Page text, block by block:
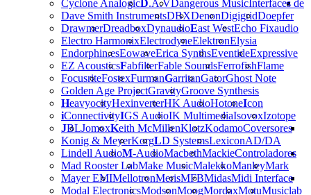
Cyclone AnalogicD.A.VDangerous Music
Dave Smith InstrumentsDBXDenonDigigridDoepfer
DrawmerDreadboxDynaudioEast WestEcho Fix
Electro HarmonixElectrodyneElektronElysia
Endorphin.esEowaveErica SynthsEventideExpressive
EZ AcousticsFabfilterFable SoundsFerrofishFlame
FocusriteFostexFurmanGarritanGatorGhost Note
Golden Age ProjectGravityGroove Synthesis
HeavyocityHexinverterHK AudioHotoneIcon
iConnectivityIGS AudioIK MultimediaIsovoxIzotope
JBLJomoxKeith McMillenKlotzKodamo
Konig & MeyerKorgLD SystemsLexicon
Lindell AudioM-AudioMacbethMackie
Mad Rooster LabMake MusicMalekkoManleyMark
Mayer EMIMellotronMerisMFBMidas
Modal ElectronicsModsonMoogMordaxMotuMusiclab
Interfaces de
audio
Coversores
AD/DA
Controladores
Midi Interface